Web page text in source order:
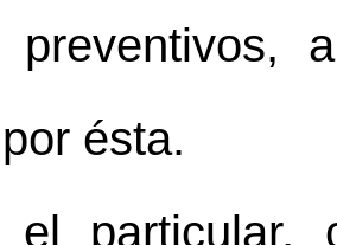
preventivos,
ésta.
el